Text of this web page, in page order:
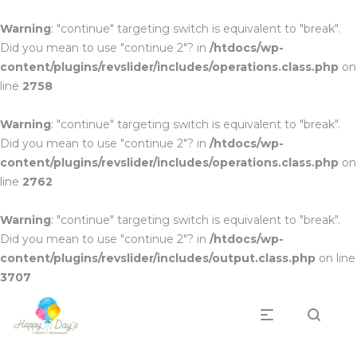
Warning: "continue" targeting switch is equivalent to "break".
Did you mean to use "continue 2"? in /htdocs/wp-
content/plugins/revslider/includes/operations.class.php on
line 2758
Warning: "continue" targeting switch is equivalent to "break".
Did you mean to use "continue 2"? in /htdocs/wp-
content/plugins/revslider/includes/operations.class.php on
line 2762
Warning: "continue" targeting switch is equivalent to "break".
Did you mean to use "continue 2"? in /htdocs/wp-
content/plugins/revslider/includes/output.class.php on line
3707